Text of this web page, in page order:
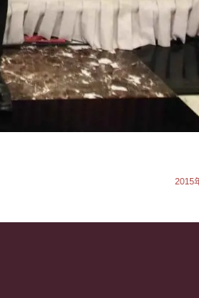
2015